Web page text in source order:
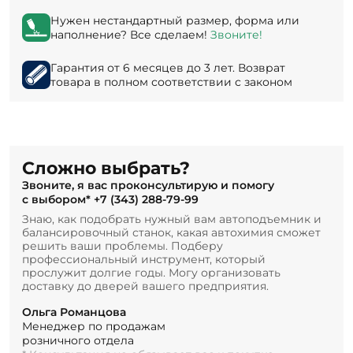
Нужен нестандартный размер, форма или
наполнение? Все сделаем! Звоните!
Гарантия от 6 месяцев до 3 лет. Возврат
товара в полном соответствии с законом
Сложно выбрать?
Звоните, я вас проконсультирую и помогу
с выбором* +7 (343) 288-79-99
Знаю, как подобрать нужный вам автоподъемник и
балансировочный станок, какая автохимия сможет
решить ваши проблемы. Подберу
профессиональный инструмент, который
прослужит долгие годы. Могу организовать
доставку до дверей вашего предприятия.
Ольга Романцова
Менеджер по продажам
розничного отдела